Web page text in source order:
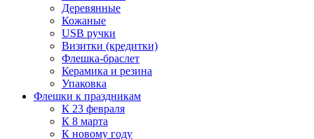
Деревянные
Кожаные
USB ручки
Визитки (кредитки)
Флешка-браслет
Керамика и резина
Упаковка
Флешки к праздникам
К 23 февраля
К 8 марта
К новому году